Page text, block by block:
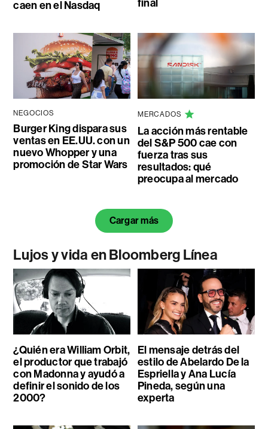
caen en el Nasdaq
final
NEGOCIOS
Burger King dispara sus
ventas en EE.UU. con un
nuevo Whopper y una
promoción de Star Wars
MERCADOS
La acción más rentable
del S&P 500 cae con
fuerza tras sus
resultados: qué
preocupa al mercado
Cargar más
Lujos y vida en Bloomberg Línea
¿Quién era William Orbit,
el productor que trabajó
con Madonna y ayudó a
definir el sonido de los
2000?
El mensaje detrás del
estilo de Abelardo De la
Espriella y Ana Lucía
Pineda, según una
experta